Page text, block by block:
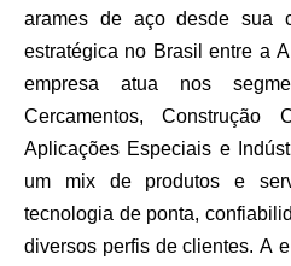
arames de aço desde sua
estratégica no Brasil entre a
empresa atua nos
Cercamentos, Construção
Aplicações Especiais e
um mix de produtos e
tecnologia de ponta,
diversos perfis de clientes. A